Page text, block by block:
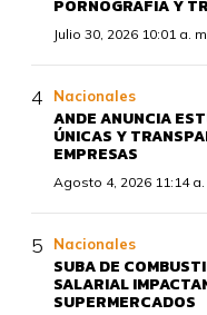
PORNOGRAFÍA Y
Julio 30, 2026 10:01 a. m.
Nacionales
ANDE ANUNCIA
ÚNICAS Y
EMPRESAS
Agosto 4, 2026 11:14 a.
Nacionales
SUBA DE
SALARIAL
SUPERMERCADOS